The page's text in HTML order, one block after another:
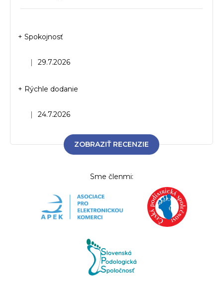
Hodnotenie obchodu je 5 z 5 hviezdičiek.
| 29.7.2026
+ Spokojnosť
Hodnotenie obchodu je 5 z 5 hviezdičiek.
| 24.7.2026
+ Rýchle dodanie
ZOBRAZIŤ RECENZIE
Sme členmi: